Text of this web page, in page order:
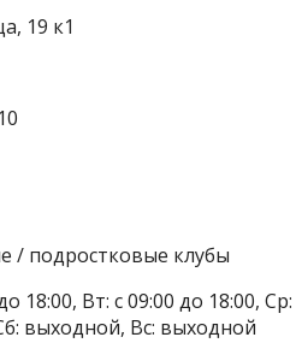
19 к1
/ подростковые клубы
18:00, Вт: с 09:00 до 18:00,
выходной, Вс: выходной